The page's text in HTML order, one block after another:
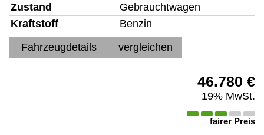
Zustand
Gebrauchtwagen
Kraftstoff
Benzin
Fahrzeugdetails
vergleichen
46.780 €
19% MwSt.
fairer Preis